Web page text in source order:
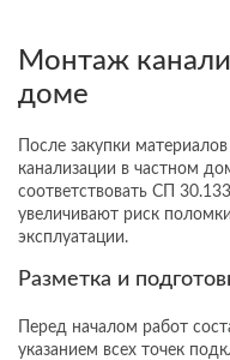
Монтаж
доме
После закупки
канализации в частном
соответствовать СП
увеличивают риск
эксплуатации.
Разметка и
Перед началом работ
указанием всех точек